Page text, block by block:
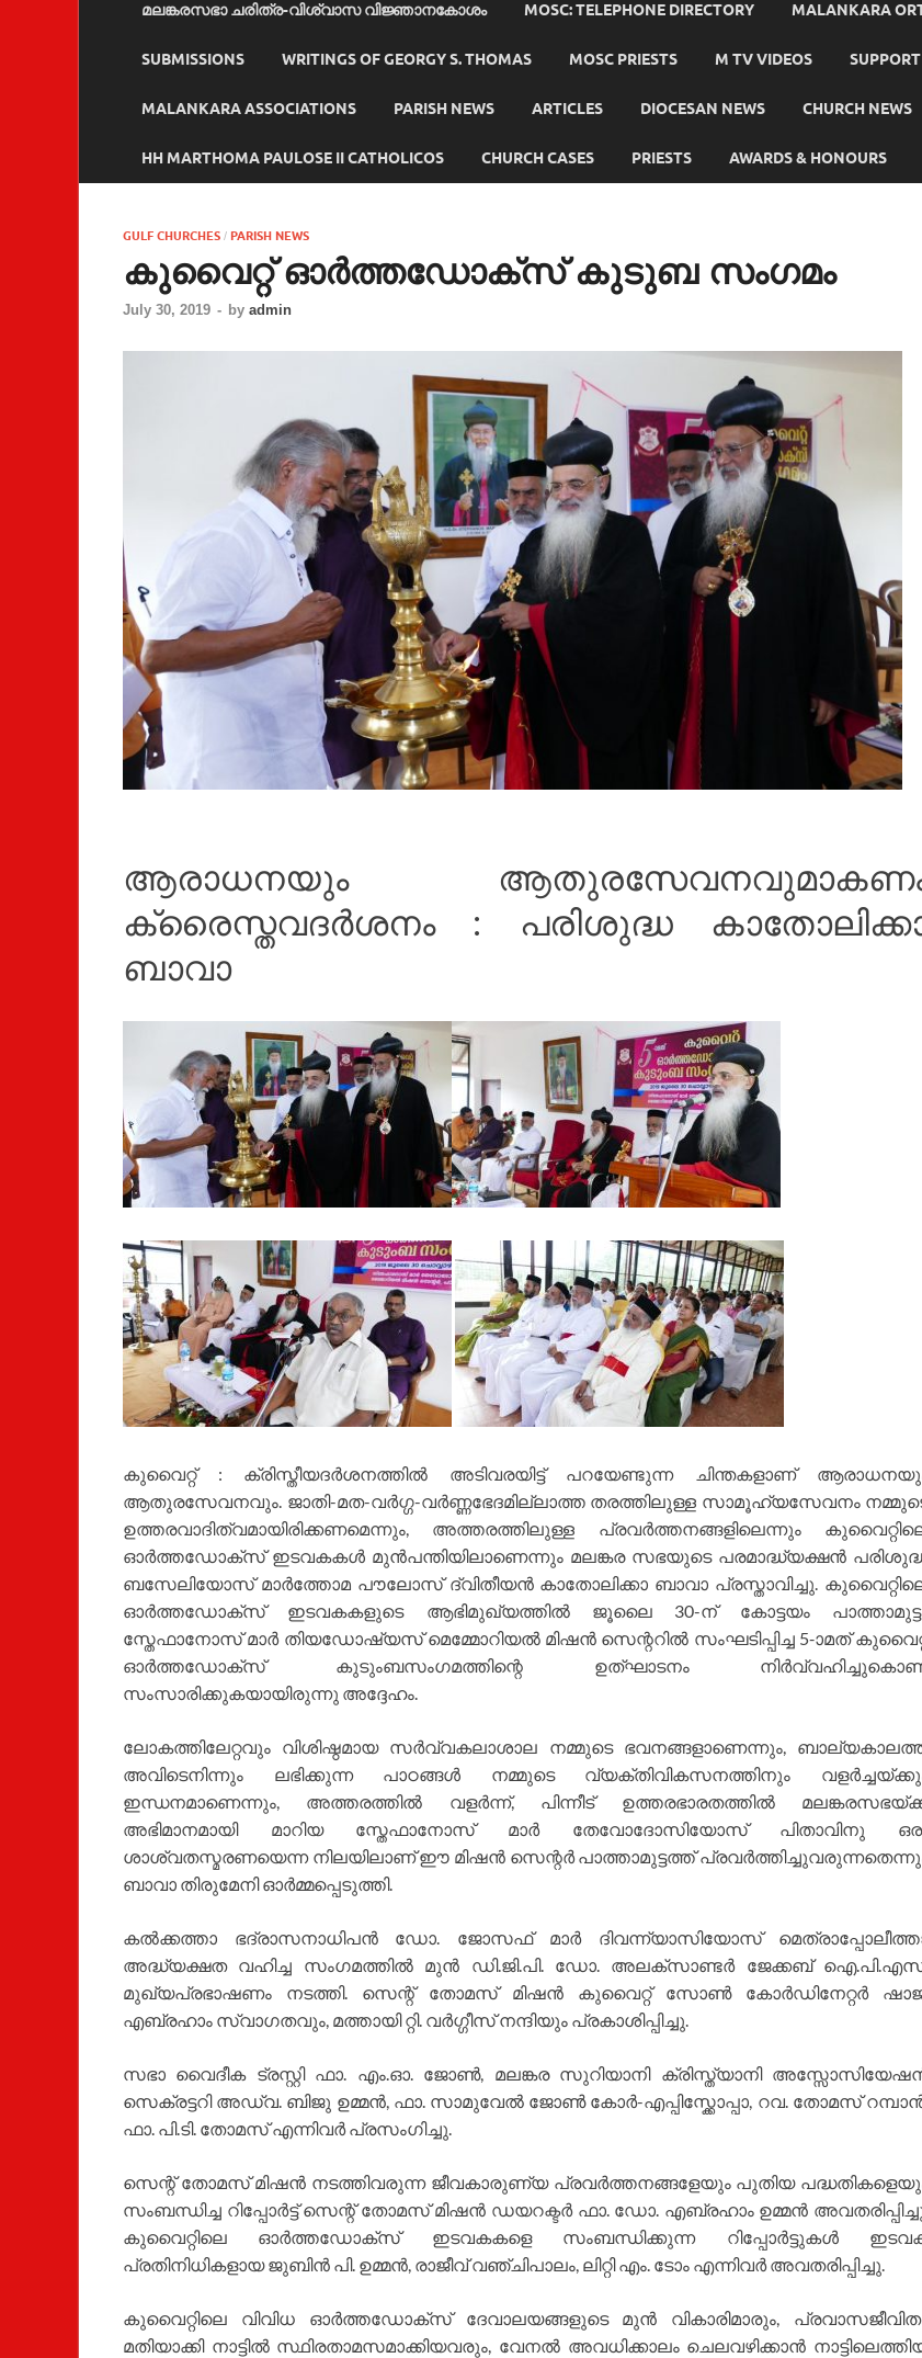
മലങ്കരസഭാ ചരിത്ര-വിശ്വാസ വിജ്ഞാനകോശം MOSC: TELEPHONE DIRECTORY MALANKARA
SUBMISSIONS WRITINGS OF GEORGY S. THOMAS MOSC PRIESTS M TV VIDEOS
MALANKARA ASSOCIATIONS PARISH NEWS ARTICLES DIOCESAN NEWS CHURCH NEWS
HH MARTHOMA PAULOSE II CATHOLICOS CHURCH CASES PRIESTS AWARDS & HONOURS
GULF CHURCHES / PARISH NEWS
കുവൈറ്റ് ഓർത്തഡോക്സ് കുടുബ സംഗമം
July 30, 2019 - by admin
ആരാധനയും
ക്രൈസ്തവദർശനം : പരിശുദ്ധ
ബാവാ
കുവൈറ്റ്‌ : ക്രിസ്തീയദർശനത്തിൽ അടിവരയിട്ട്‌ പറയേണ്ടുന്ന ചിന്തകളാണ്‌
ആതുരസേവനവും. ജാതി-മത-വർഗ്ഗ-വർണ്ണഭേദമില്ലാത്ത തരത്തിലുള്ള സാമൂഹ്യസേവനം
ഉത്തരവാദിത്വമായിരിക്കണമെന്നും, അത്തരത്തിലുള്ള പ്രവർത്തനങ്ങളിലെന്നും
ഓർത്തഡോക്സ്‌ ഇടവകകൾ മുൻപന്തിയിലാണെന്നും മലങ്കര സഭയുടെ പരമാദ്ധ്യക്ഷൻ
ബസേലിയോസ്‌ മാർത്തോമ പൗലോസ്‌ ദ്വിതീയൻ കാതോലിക്കാ ബാവാ പ്രസ്താവിച്ചു.
ഓർത്തഡോക്സ്‌ ഇടവകകളുടെ ആഭിമുഖ്യത്തിൽ ജൂലൈ 30-ന്‌ കോട്ടയം
സ്തേഫാനോസ്‌ മാർ തിയഡോഷ്യസ്‌ മെമ്മോറിയൽ മിഷൻ സെന്ററിൽ സംഘടിപ്പിച്ച 5-‍ാമത്‌
ഓർത്തഡോക്സ്‌ കുടുംബസംഗമത്തിന്റെ ഉത്ഘാടനം
സംസാരിക്കുകയായിരുന്നു അദ്ദേഹം.
ലോകത്തിലേറ്റവും വിശിഷ്ഠമായ സർവ്വകലാശാല നമ്മുടെ ഭവനങ്ങളാണെന്നും,
അവിടെനിന്നും ലഭിക്കുന്ന പാഠങ്ങൾ നമ്മുടെ വ്യക്തിവികസനത്തിനും
ഇന്ധനമാണെന്നും, അത്തരത്തിൽ വളർന്ന്‌, പിന്നീട്‌ ഉത്തരഭാരതത്തിൽ
അഭിമാനമായി മാറിയ സ്തേഫാനോസ്‌ മാർ തേവോദോസിയോസ്‌ പിതാവിനു
ശാശ്വതസ്മരണയെന്ന നിലയിലാണ്‌ ഈ മിഷൻ സെന്റർ പാത്താമുട്ടത്ത്‌
ബാവാ തിരുമേനി ഓർമ്മപ്പെടുത്തി.
കൽക്കത്താ ഭദ്രാസനാധിപൻ ഡോ. ജോസഫ്‌ മാർ ദിവന്ന്യാസിയോസ്‌
അദ്ധ്യക്ഷത വഹിച്ച സംഗമത്തിൽ മുൻ ഡി.ജി.പി. ഡോ. അലക്സാണ്ടർ ജേക്കബ്‌
മുഖ്യപ്രഭാഷണം നടത്തി. സെന്റ്‌ തോമസ്‌ മിഷൻ കുവൈറ്റ്‌ സോൺ കോർഡിനേറ്റർ
എബ്രഹാം സ്വാഗതവും, മത്തായി റ്റി. വർഗ്ഗീസ്‌ നന്ദിയും പ്രകാശിപ്പിച്ചു.
സഭാ വൈദീക ട്രസ്റ്റി ഫാ. എം.ഓ. ജോൺ, മലങ്കര സുറിയാനി ക്രിസ്ത്യാനി
സെക്രട്ടറി അഡ്വ. ബിജു ഉമ്മൻ, ഫാ. സാമുവേൽ ജോൺ കോർ-എപ്പിസ്ക്കോപ്പാ, റവ. തോമസ്
ഫാ. പി.ടി. തോമസ് എന്നിവർ പ്രസംഗിച്ചു.
സെന്റ്‌ തോമസ്‌ മിഷൻ നടത്തിവരുന്ന ജീവകാരുണ്യ പ്രവർത്തനങ്ങളേയും പുതിയ
സംബന്ധിച്ച റിപ്പോർട്ട്‌ സെന്റ്‌ തോമസ്‌ മിഷൻ ഡയറക്ടർ ഫാ. ഡോ. എബ്രഹാം ഉമ്മൻ
കുവൈറ്റിലെ ഓർത്തഡോക്സ്‌ ഇടവകകളെ സംബന്ധിക്കുന്ന റിപ്പോർട്ടുകൾ
പ്രതിനിധികളായ ജുബിൻ പി. ഉമ്മൻ, രാജീവ് വഞ്ചിപാലം, ലിറ്റി എം. ടോം എന്നിവർ അവതരിപ്പിച്ചു.
കുവൈറ്റിലെ വിവിധ ഓർത്തഡോക്സ്‌ ദേവാലയങ്ങളുടെ മുൻ വികാരിമാരും,
മതിയാക്കി നാട്ടിൽ സ്ഥിരതാമസമാക്കിയവരും, വേനൽ അവധിക്കാലം ചെലവഴിക്കാൻ